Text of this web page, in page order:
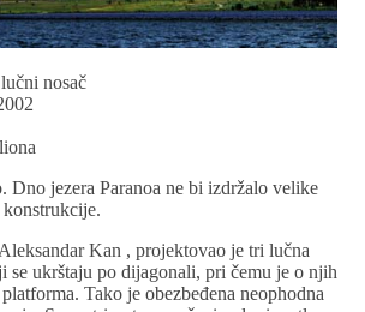
nosač
Dno jezera Paranoa ne bi izdržalo velike
Kan , projektovao je tri lučna
se ukrštaju po dijagonali, pri čemu je o njih
platforma. Tako je obezbeđena neophodna